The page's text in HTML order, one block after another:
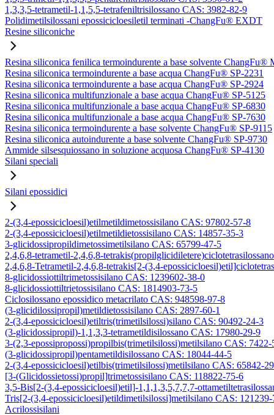
1,3,3,5-tetrametil-1,1,5,5-tetrafeniltrisilossano CAS: 3982-82-9
Polidimetilsilossani epossicicloesiletil terminati -ChangFu® EXDT
Resine siliconiche
Resina siliconica fenilica termoindurente a base solvente ChangFu®
Resina siliconica termoindurente a base acqua ChangFu® SP-2231
Resina siliconica termoindurente a base acqua ChangFu® SP-2924
Resina siliconica multifunzionale a base acqua ChangFu® SP-5125
Resina siliconica multifunzionale a base acqua ChangFu® SP-6830
Resina siliconica multifunzionale a base acqua ChangFu® SP-7630
Resina siliconica termoindurente a base solvente ChangFu® SP-9115
Resina siliconica autoindurente a base solvente ChangFu® SP-9730
Ammide silsesquiossano in soluzione acquosa ChangFu® SP-4130
Silani speciali
Silani epossidici
2-(3,4-epossicicloesil)etilmetildimetossisilano CAS: 97802-57-8
2-(3,4-epossicicloesil)etilmetildietossisilano CAS: 14857-35-3
3-glicidossipropildimetossimetilsilano CAS: 65799-47-5
2,4,6,8-tetrametil-2,4,6,8-
2,4,6,8-Tetrametil-2,4,6,8-tetrakis[2-(3,4-
8-glicidossiottiltrimetossisilano CAS: 1239602-38-0
8-glicidossiottiltrietossisilano CAS: 1814903-73-5
Ciclosilossano epossidico metacrilato CAS: 948598-97-8
(3-glicidilossipropil)metildietossisilano CAS: 2897-60-1
2-(3,4-epossicicloesil)etiltris(trimetilsilossi)silano CAS: 90492-24-3
(3-glicidossipropil)-1,1,3,3-tetrametildisilossano CAS: 17980-29-9
3-(2,3-epossipropossi)propilbis(trimetilsilossi)metilsilano CAS: 7422-
(3-glicidossipropil)pentametildisilossano CAS: 18044-44-5
2-(3,4-epossicicloesil)etilbis(trimetilsilossi)metilsilano CAS: 65842-
[3-(Glicidossietossi)propil]trimetossisilano CAS: 118822-75-6
3,5-Bis[2-(3,4-epossicicloesil)etil]-1,1,1,3,5,7,7,7-
Tris[2-(3,4-epossicicloesil)etildimetilsilossi]metilsilano CAS: 121239-
Acrilossisilani